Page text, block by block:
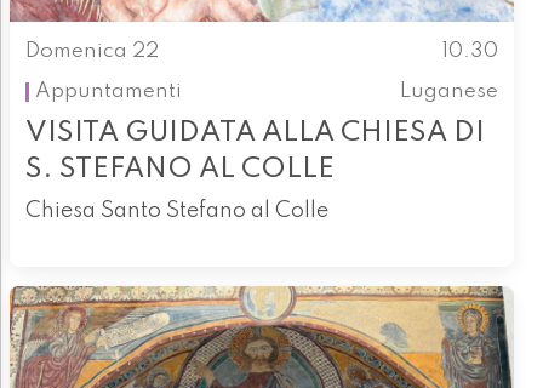
Domenica 22
10.30
Appuntamenti
Luganese
VISITA GUIDATA ALLA CHIESA DI
S. STEFANO AL COLLE
Chiesa Santo Stefano al Colle